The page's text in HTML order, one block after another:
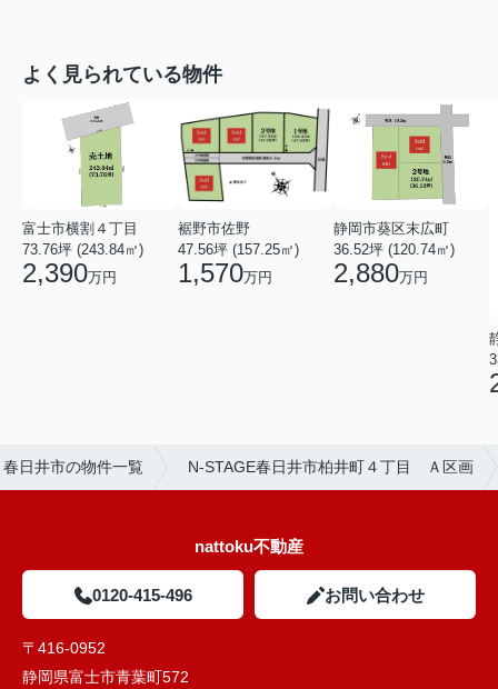
よく見られている物件
富士市横割４丁目
73.76坪 (243.84㎡)
2,390万円
裾野市佐野
47.56坪 (157.25㎡)
1,570万円
静岡市葵区末広町
36.52坪 (120.74㎡)
2,880万円
春日井市の物件一覧 N-STAGE春日井市柏井町４丁目 Ａ区画
nattoku不動産
0120-415-496 お問い合わせ
〒416-0952
静岡県富士市青葉町572